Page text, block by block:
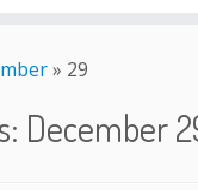
» 29
December